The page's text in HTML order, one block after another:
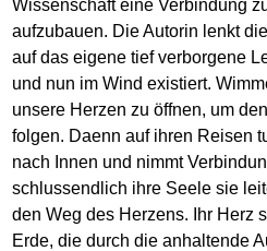
Wissenschaft eine Verbindung
aufzubauen. Die Autorin lenkt
auf das eigene tief verborgene
und nun im Wind existiert.
unsere Herzen zu öffnen, um
folgen. Daenn auf ihren Reisen
nach Innen und nimmt
schlussendlich ihre Seele sie
den Weg des Herzens. Ihr Herz
Erde, die durch die anhaltende